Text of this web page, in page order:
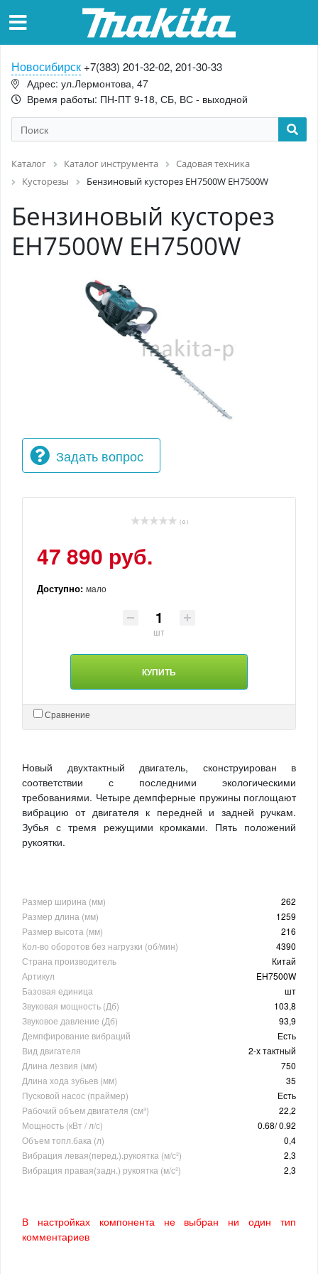
Новосибирск +7(383) 201-32-02, 201-30-33
Адрес: ул.Лермонтова, 47
Время работы: ПН-ПТ 9-18, СБ, ВС - выходной
Каталог Каталог инструмента
Садовая техника
Кусторезы
Бензиновый кусторез EH7500W EH7500W
Бензиновый кусторез
EH7500W EH7500W
Задать вопрос
( 0 )
47 890 руб.
Доступно: мало
шт
КУПИТЬ
Сравнение
Новый двухтактный двигатель, сконструирован в
соответствии с последними экологическими
требованиями. Четыре демпферные пружины поглощают
вибрацию от двигателя к передней и задней ручкам.
Зубья с тремя режущими кромками. Пять положений
рукоятки.
Размер ширина (мм)
262
Размер длина (мм)
1259
Размер высота (мм)
216
Кол-во оборотов без нагрузки (об/мин)
4390
Страна производитель
Китай
Артикул
EH7500W
Базовая единица
шт
Звуковая мощность (Дб)
103,8
Звуковое давление (Дб)
93,9
Демпфирование вибраций
Есть
Вид двигателя
2-х тактный
Длина лезвия (мм)
750
Длина хода зубьев (мм)
35
Пусковой насос (праймер)
Есть
Рабочий объем двигателя (см³)
22,2
Мощность (кВт / л/с)
0.68/ 0.92
Объем топл.бака (л)
0,4
Вибрация левая(перед.).рукоятка (м/с²)
2,3
Вибрация правая(задн.) рукоятка (м/с²)
2,3
В настройках компонента не выбран ни один тип
комментариев